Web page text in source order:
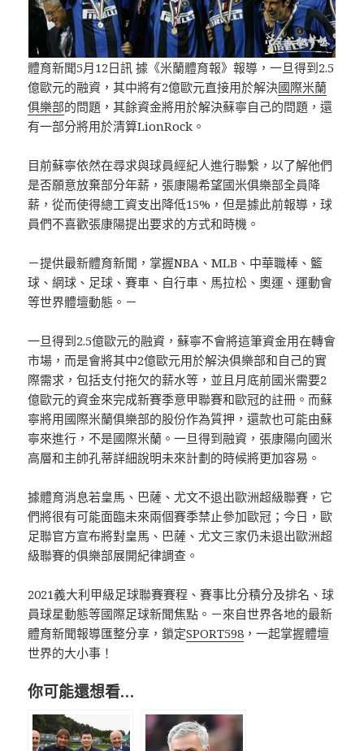
體育新聞5月12日訊 據《米蘭體育報》報導，一旦得到2.5
億歐元的融資，其中將有2億歐元直接用於解決國際米蘭
俱樂部的問題，其餘資金將用於解決蘇寧自己的問題，還
有一部分將用於清算LionRock。
目前蘇寧依然在尋求與球員經紀人進行聯繫，以了解他們
是否願意放棄部分年薪，張康陽希望國米俱樂部全員降
薪，從而使得總工資支出降低15%，但是據此前報導，球
員們不喜歡張康陽提出要求的方式和時機。
－提供最新體育新聞，掌握NBA、MLB、中華職棒、籃
球、網球、足球、賽車、自行車、馬拉松、奧運、運動會
等世界體壇動態。－
一旦得到2.5億歐元的融資，蘇寧不會將這筆資金用在轉會
市場，而是會將其中2億歐元用於解決俱樂部和自己的實
際需求，包括支付拖欠的薪水等，並且月底前國米需要2
億歐元的資金來完成新賽季意甲聯賽和歐冠的註冊。而蘇
寧將用國際米蘭俱樂部的股份作為質押，還款也可能由蘇
寧來進行，不是國際米蘭。一旦得到融資，張康陽向國米
高層和主帥孔蒂詳細說明未來計劃的時候將更加容易。
據體育消息若皇馬、巴薩、尤文不退出歐洲超級聯賽，它
們將很有可能面臨未來兩個賽季禁止參加歐冠；今日，歐
足聯官方宣布將對皇馬、巴薩、尤文三家仍未退出歐洲超
級聯賽的俱樂部展開紀律調查。
2021義大利甲級足球聯賽賽程、賽事比分積分及排名、球
員球星動態等國際足球新聞焦點。－來自世界各地的最新
體育新聞報導匯整分享，鎖定SPORT598 ，一起掌握體壇
世界的大小事！
你可能還想看…